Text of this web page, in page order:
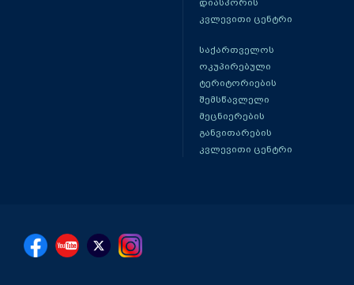
დიასპორის
კვლევითი ცენტრი
საქართველოს
ოკუპირებული
ტერიტორიების
შემსწავლელი
მეცნიერების
განვითარების
კვლევითი ცენტრი